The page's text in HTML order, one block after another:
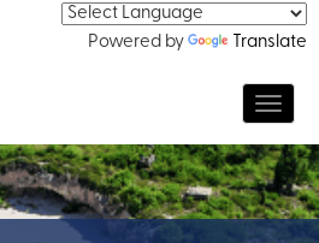
Powered by Translate